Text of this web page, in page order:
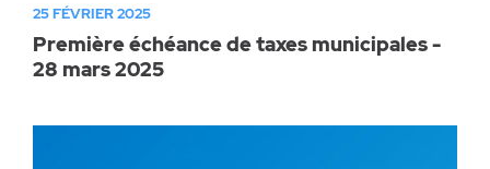
25 FÉVRIER 2025
Première échéance de taxes municipales -
28 mars 2025